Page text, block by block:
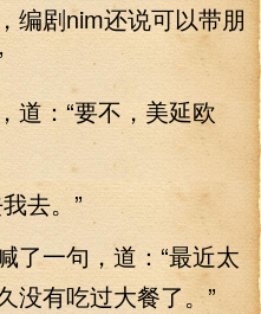
编剧nim还说可以带朋
：“要不，美延欧
。”
一句，道：“最近太
没有吃过大餐了。”